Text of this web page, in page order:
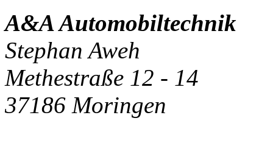
A&A Automobiltechnik
Stephan Aweh
Methestraße 12 - 14
37186 Moringen